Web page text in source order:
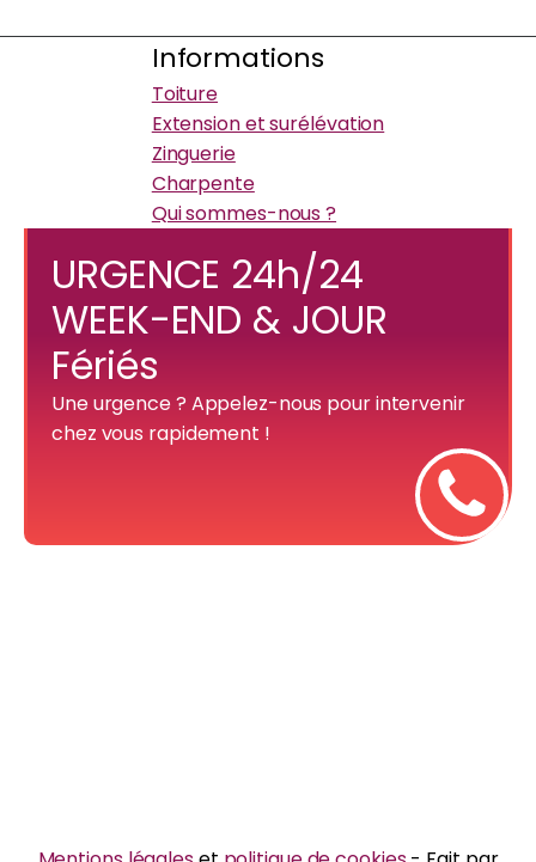
Informations
Toiture
Extension et surélévation
Zinguerie
Charpente
Qui sommes-nous ?
URGENCE 24h/24
WEEK-END & JOUR
Fériés
Une urgence ? Appelez-nous pour intervenir
chez vous rapidement !